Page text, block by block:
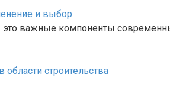
и выбор
это важные компоненты
строительства